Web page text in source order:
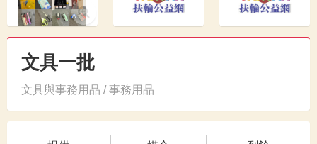
文具一批
文具與事務用品 / 事務用品